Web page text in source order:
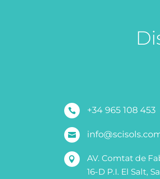
 +34 965 108 453


AV. Comtat de
16-D P.I. El Salt,